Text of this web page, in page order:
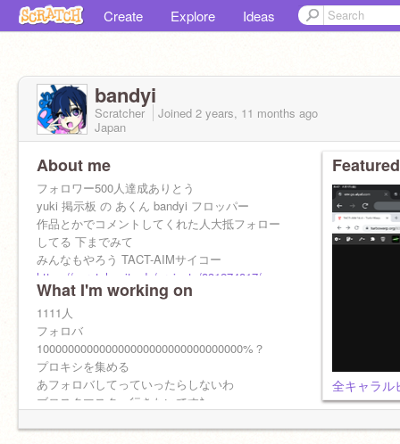
Create Explore Ideas
bandyi
Scratcher Joined 2 years, 11 months ago
Japan
About me
フォロワー500人達成ありとう
yuki 掲示板 の あくん bandyi フロッパー
作品とかでコメントしてくれた人大抵フォロー
してる 下までみて
みんなもやろう TACT-AIMサイコー
https://scratch.mit.edu/projects/831274817/
uk-400ｻﾏに感謝
What I'm working on
1111人
フォロバ
100000000000000000000000000000000%？
プロキシを集める
あフォロバしてっていったらしないわ
ブロスタマスター行きたいですﾈ
全キャラル